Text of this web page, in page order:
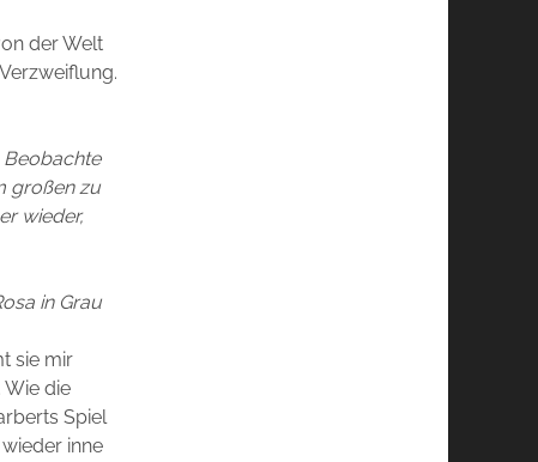
der Welt
Beobachte
großen zu
wieder,
in Grau
sie mir
die
Spiel
inne